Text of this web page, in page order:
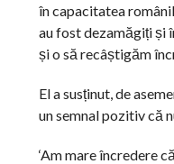
în capacitatea
au fost dezamăgiți și
și o să recâștigăm
El a susținut, de
un semnal pozitiv că
‘Am mare încredere